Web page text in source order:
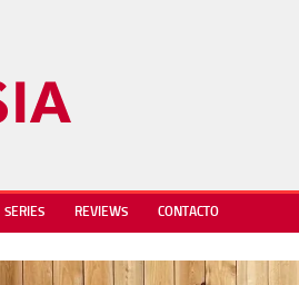
SERIES REVIEWS CONTACTO